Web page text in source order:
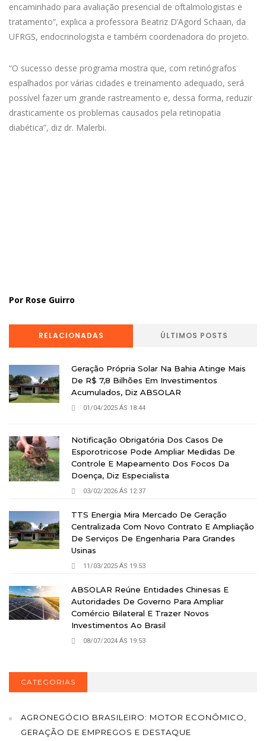
encaminhado para avaliação presencial de oftalmologistas e
tratamento”, explica a professora Beatriz D’Agord Schaan, da
UFRGS, endocrinologista e também coordenadora do projeto.
“O sucesso desse programa mostra que, com retinógrafos
espalhados por várias cidades e treinamento adequado, será
possível fazer um grande rastreamento e, dessa forma, reduzir
drasticamente os problemas causados pela retinopatia
diabética”, diz dr. Malerbi.
Por Rose Guirro
RELACIONADAS ÚLTIMOS POSTS
Geração Própria Solar Na Bahia Atinge Mais
De R$ 7,8 Bilhões Em Investimentos
Acumulados, Diz ABSOLAR
01/04/2025 ÁS 18:44
Notificação Obrigatória Dos Casos De
Esporotricose Pode Ampliar Medidas De
Controle E Mapeamento Dos Focos Da
Doença, Diz Especialista
03/02/2026 ÁS 12:37
TTS Energia Mira Mercado De Geração
Centralizada Com Novo Contrato E Ampliação
De Serviços De Engenharia Para Grandes
Usinas
11/03/2025 ÁS 19:53
ABSOLAR Reúne Entidades Chinesas E
Autoridades De Governo Para Ampliar
Comércio Bilateral E Trazer Novos
Investimentos Ao Brasil
08/07/2024 ÁS 19:53
CATEGORIAS
AGRONEGÓCIO BRASILEIRO: MOTOR ECONÔMICO,
GERAÇÃO DE EMPREGOS E DESTAQUE